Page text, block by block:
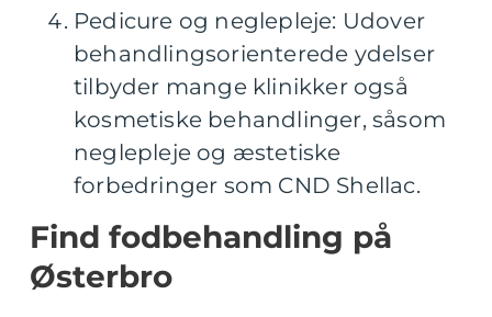
Pedicure og neglepleje: Udover
behandlingsorienterede ydelser
tilbyder mange klinikker også
kosmetiske behandlinger, såsom
neglepleje og æstetiske
forbedringer som CND Shellac.
Find fodbehandling på
Østerbro